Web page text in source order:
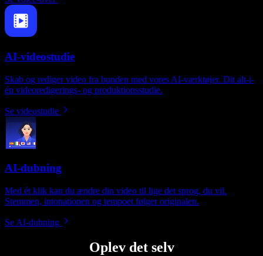
AI-videostudie
Skab og rediger video fra bunden med vores AI-værktøjer. Dit alt-i-
én videoredigerings- og produktionsstudie.
Se videostudie
AI-dubning
Med ét klik kan du ændre din video til lige det sprog, du vil.
Stemmen, intonationen og tempoet følger originalen.
Se AI-dubning
Oplev det selv